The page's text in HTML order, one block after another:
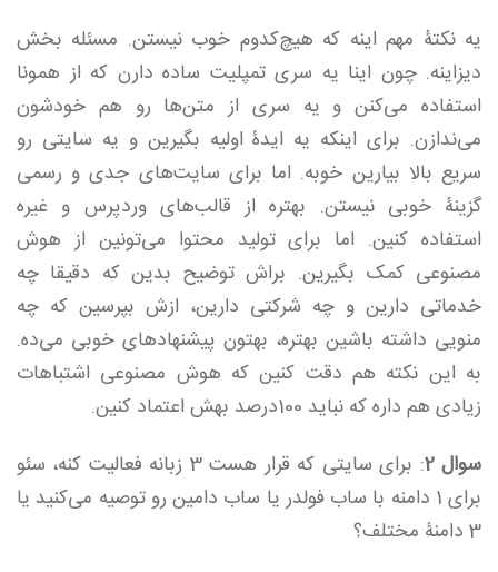
یه نکتۀ مهم اینه که هیچ‌کدوم خوب نیستن. مسئله بخش
دیزاینه. چون اینا یه سری تمپلیت ساده دارن که از همونا
استفاده می‌کنن و یه سری از متن‌ها رو هم خودشون
می‌ندازن. برای اینکه یه ایدۀ اولیه بگیرین و یه سایتی رو
سریع بالا بیارین خوبه. اما برای سایت‌های جدی و رسمی
گزینۀ خوبی نیستن. بهتره از قالب‌های وردپرس و غیره
استفاده کنین. اما برای تولید محتوا می‌تونین از هوش
مصنوعی کمک بگیرین. براش توضیح بدین که دقیقا چه
خدماتی دارین و چه شرکتی دارین، ازش بپرسین که چه
منویی داشته باشین بهتره، بهتون پیشنهادهای خوبی می‌ده.
به این نکته هم دقت کنین که هوش مصنوعی اشتباهات
زیادی هم داره که نباید 100درصد بهش اعتماد کنین.
سوال 2
: برای سایتی که قرار هست 3 زبانه فعالیت کنه، سئو
برای 1 دامنه با ساب فولدر یا ساب دامین رو توصیه می‌کنید یا
3 دامنۀ مختلف؟